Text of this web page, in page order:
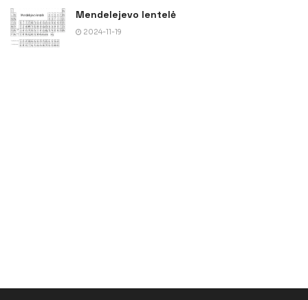
Mendelejevo lentelė
2024-11-19